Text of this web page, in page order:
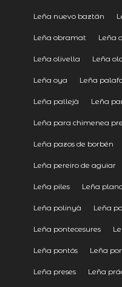
Leña nuevo baztán
Leña obramat Leña
Leña olivella Leña
Leña oya Leña
Leña pallejà Leña
Leña para chimenea
Leña pazos de borbén
Leña pereiro de aguiar
Leña piles Leña
Leña polinyà Leña
Leña pontecesures
Leña pontós Leña
Leña preses Leña